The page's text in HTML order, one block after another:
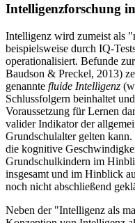
Intelligenzforschung
Intelligenz wird zumeist als
beispielsweise durch IQ-
operationalisiert. Befunde
Baudson & Preckel, 2013)
genannte fluide Intelligenz
Schlussfolgern beinhaltet
Voraussetzung für Lernen
valider Indikator der
Grundschulalter gelten
die kognitive
Grundschulkindern im
insgesamt und im Hinblick
noch nicht abschließend
Neben der "Intelligenz als